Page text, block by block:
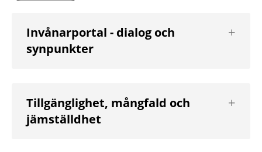
Invånarportal - dialog och
synpunkter
nästa
Tillgänglighet, mångfald och
jämställdhet
nästa